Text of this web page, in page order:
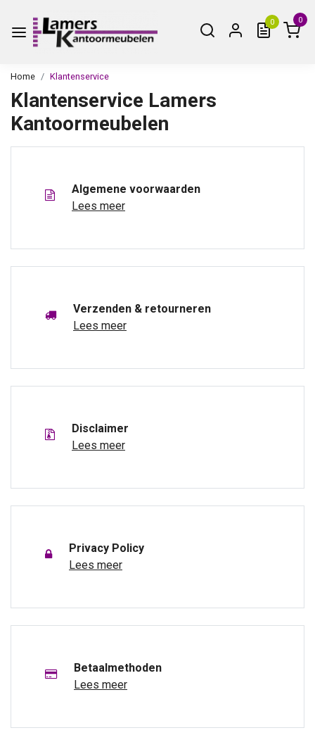
0 0
Home Klantenservice
Klantenservice Lamers
Kantoormeubelen
Algemene voorwaarden
Lees meer
Verzenden & retourneren
Lees meer
Disclaimer
Lees meer
Privacy Policy
Lees meer
Betaalmethoden
Lees meer